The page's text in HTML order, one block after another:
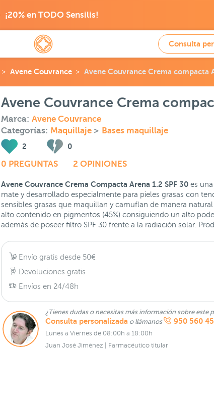
¡20% en TODO Sensilis!
Consulta
Avene Couvrance Avene Couvrance Crema compacta
Avene Couvrance Crema
Marca: Avene Couvrance
Categorías: Maquillaje > Bases maquillaje
2 0
0 PREGUNTAS 2 OPINIONES
Avene Couvrance Crema Compacta Arena 1.2 SPF 30es una
mate y desarrollado especialmente para pieles grasas con
sensibles grasas que maquillan y camuflan de manera
alto contenido en pigmentos (45%) consiguiendo un alto
además de poseer filtro SPF 30 frente a la radiación solar.
Envío gratis desde 50€
Devoluciones gratis
Envíos en 24/48h
¿Tienes dudas o necesitas más información sobre este
Consulta personalizada o llámanos 950 560
Lunes a Viernes de 08:00h a 18:00h
Juan José Jiménez | Farmacéutico titular